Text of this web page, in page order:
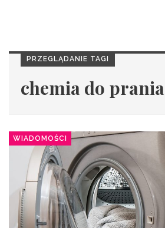
PRZEGLĄDANIE TAGI
chemia do prania
WIADOMOŚCI